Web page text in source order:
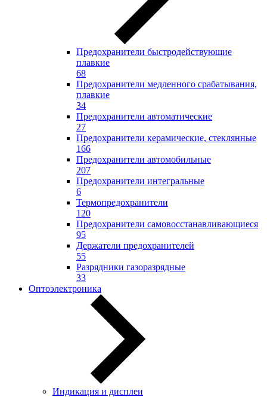
Предохранители быстродействующие
плавкие
68
Предохранители медленного срабатывания,
плавкие
34
Предохранители автоматические
27
Предохранители керамические, стеклянные
166
Предохранители автомобильные
207
Предохранители интегральные
6
Термопредохранители
120
Предохранители самовосстанавливающиеся
95
Держатели предохранителей
55
Разрядники газоразрядные
33
Оптоэлектроника
Индикация и дисплеи